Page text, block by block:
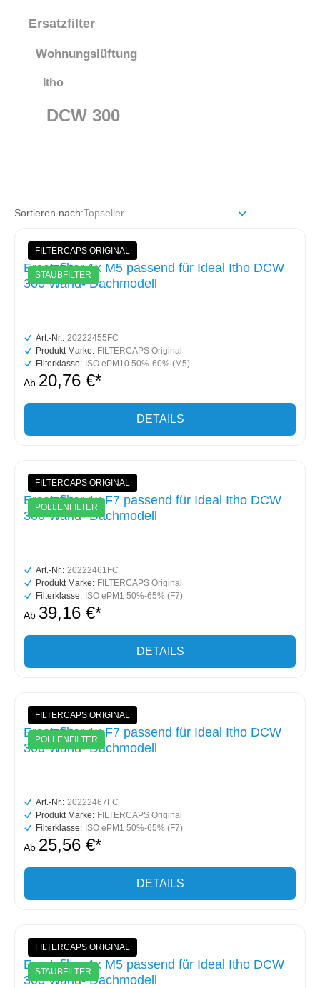
Ersatzfilter
Wohnungslüftung
Itho
DCW 300
Sortieren nach:
FILTERCAPS ORIGINAL
STAUBFILTER
Ersatzfilter 1x M5 passend für Ideal Itho DCW
300 Wand- Dachmodell
Art.-Nr.: 20222455FC
Produkt Marke: FILTERCAPS Original
Filterklasse: ISO ePM10 50%-60% (M5)
Ab 20,76 €*
DETAILS
FILTERCAPS ORIGINAL
POLLENFILTER
Ersatzfilter 1x F7 passend für Ideal Itho DCW
300 Wand- Dachmodell
Art.-Nr.: 20222461FC
Produkt Marke: FILTERCAPS Original
Filterklasse: ISO ePM1 50%-65% (F7)
Ab 39,16 €*
DETAILS
FILTERCAPS ORIGINAL
POLLENFILTER
Ersatzfilter 1x F7 passend für Ideal Itho DCW
300 Wand- Dachmodell
Art.-Nr.: 20222467FC
Produkt Marke: FILTERCAPS Original
Filterklasse: ISO ePM1 50%-65% (F7)
Ab 25,56 €*
DETAILS
FILTERCAPS ORIGINAL
STAUBFILTER
Ersatzfilter 1x M5 passend für Ideal Itho DCW
300 Wand- Dachmodell